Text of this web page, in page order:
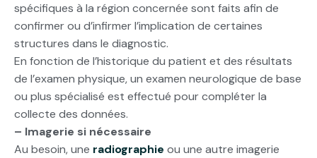
spécifiques à la région concernée sont faits afin de
confirmer ou d’infirmer l’implication de certaines
structures dans le diagnostic.
En fonction de l’historique du patient et des résultats
de l’examen physique, un examen neurologique de base
ou plus spécialisé est effectué pour compléter la
collecte des données.
– Imagerie si nécessaire
Au besoin, une radiographie ou une autre imagerie